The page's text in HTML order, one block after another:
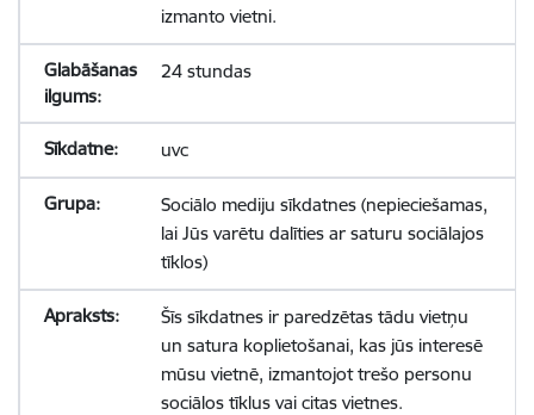
izmanto vietni.
24 stundas
uvc
Sociālo mediju sīkdatnes (nepieciešamas,
lai Jūs varētu dalīties ar saturu sociālajos
tīklos)
Šīs sīkdatnes ir paredzētas tādu vietņu
un satura koplietošanai, kas jūs interesē
mūsu vietnē, izmantojot trešo personu
sociālos tīklus vai citas vietnes.